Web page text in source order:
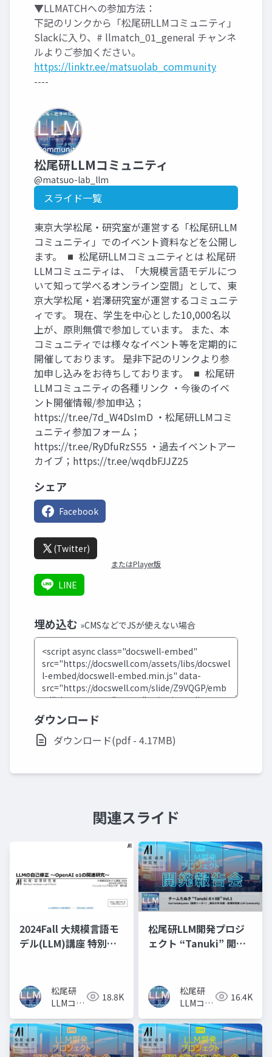
▼LLMATCHへの参加方法：
下記のリンクから「松尾研LLMコミュニティ」
Slackに入り、# llmatch_01_general チャンネ
ルよりご参加ください。
https://linktr.ee/matsuolab_community
----
松尾研LLMコミュニティ
@matsuo-lab_llm
スライド一覧
東京大学松尾・研究室が運営する「松尾研LLM
コミュニティ」でのイベント資料などを公開し
ます。 ◾️ 松尾研LLMコミュニティとは 松尾研
LLMコミュニティは、「大規模言語モデルにつ
いて知って学べるオンライン空間」として、東
京大学松尾・岩澤研究室が運営するコミュニテ
ィです。 現在、学生を中心とした10,000名以
上が、原則無償で参加しています。 また、本
コミュニティでは様々なイベント等を定期的に
開催しております。 是非下記のリンクより参
加申し込みをお待ちしております。 ◾️ 松尾研
LLMコミュニティの各種リンク ・今後のイベ
ント開催情報/参加申込；
https://tr.ee/7d_W4DsImD ・松尾研LLMコミ
ュニティ参加フォーム；
https://tr.ee/RyDfuRzS55 ・過去イベントアー
カイブ；https://tr.ee/wqdbFJJZ25
シェア
Facebook
(Twitter)
またはPlayer版
LINE
埋め込む »CMSなどでJSが使えない場合
ダウンロード
ダウンロード(pdf - 4.17MB)
関連スライド
2024Fall 大規模言語モ
デル(LLM)講座 特別
究〜
松尾研
LLMコミ
18.8K
松尾研LLM開発プロジ
ェクト “Tanuki” 開発
松尾研
LLMコミ
16.4K